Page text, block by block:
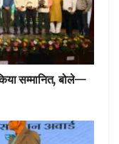
सम्मानित, बोले—